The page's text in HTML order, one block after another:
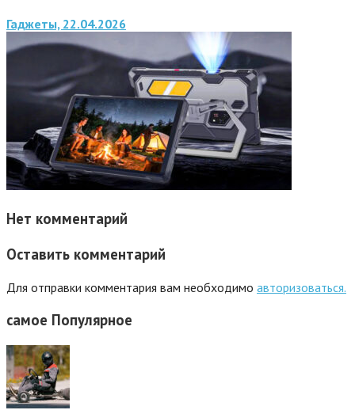
Гаджеты, 22.04.2026
Нет комментарий
Оставить комментарий
Для отправки комментария вам необходимо авторизоваться.
самое Популярное